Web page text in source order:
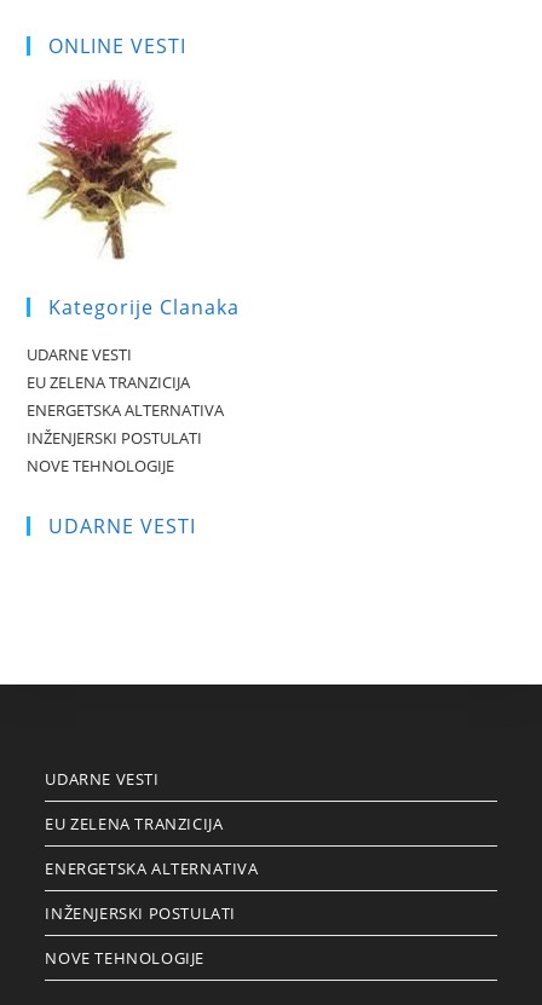
ONLINE VESTI
Kategorije Clanaka
UDARNE VESTI
EU ZELENA TRANZICIJA
ENERGETSKA ALTERNATIVA
INŽENJERSKI POSTULATI
NOVE TEHNOLOGIJE
UDARNE VESTI
UDARNE VESTI
EU ZELENA TRANZICIJA
ENERGETSKA ALTERNATIVA
INŽENJERSKI POSTULATI
NOVE TEHNOLOGIJE